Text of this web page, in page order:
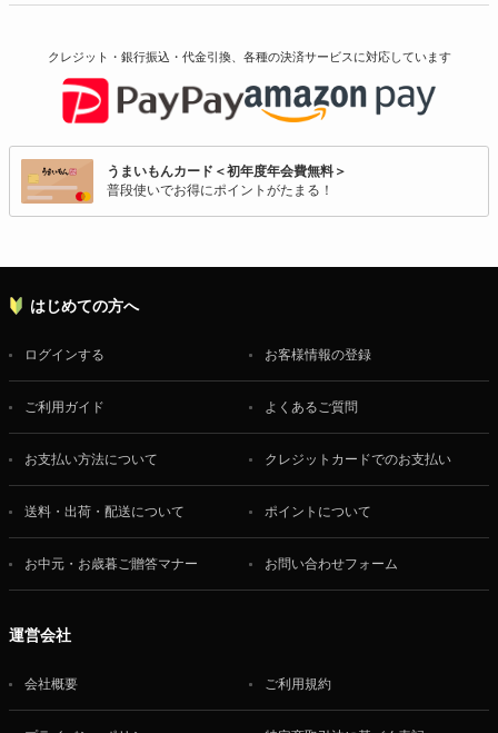
クレジット・銀行振込・代金引換、各種の決済サービスに対応しています
うまいもんカード＜初年度年会費無料＞
普段使いでお得にポイントがたまる！
はじめての方へ
ログインする お客様情報の登録
ご利用ガイド よくあるご質問
お支払い方法について クレジットカードでのお支払い
送料・出荷・配送について ポイントについて
お中元・お歳暮ご贈答マナー お問い合わせフォーム
運営会社
会社概要 ご利用規約